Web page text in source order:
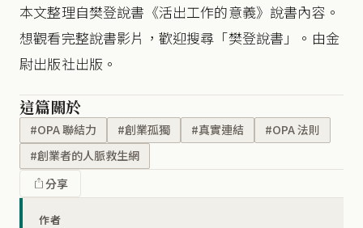
本文整理自樊登說書《活出工作的意義》說書內容。
想觀看完整說書影片，歡迎搜尋「樊登說書」。由金
尉出版社出版。
這篇關於
#OPA 聯結力 #創業孤獨 #真實連結
#OPA 法則
#創業者的人脈救生網
分享
作者